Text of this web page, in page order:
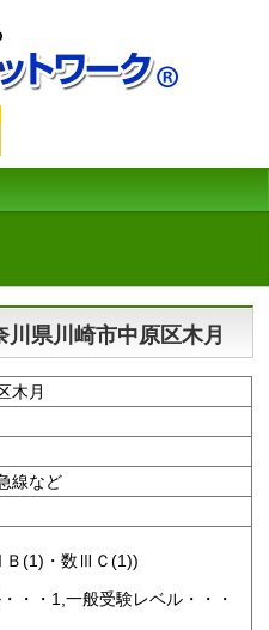
県川崎市中原区木月
木月
線など
(1)・数ⅢＣ(1))
・・1,一般受験レベル・・・